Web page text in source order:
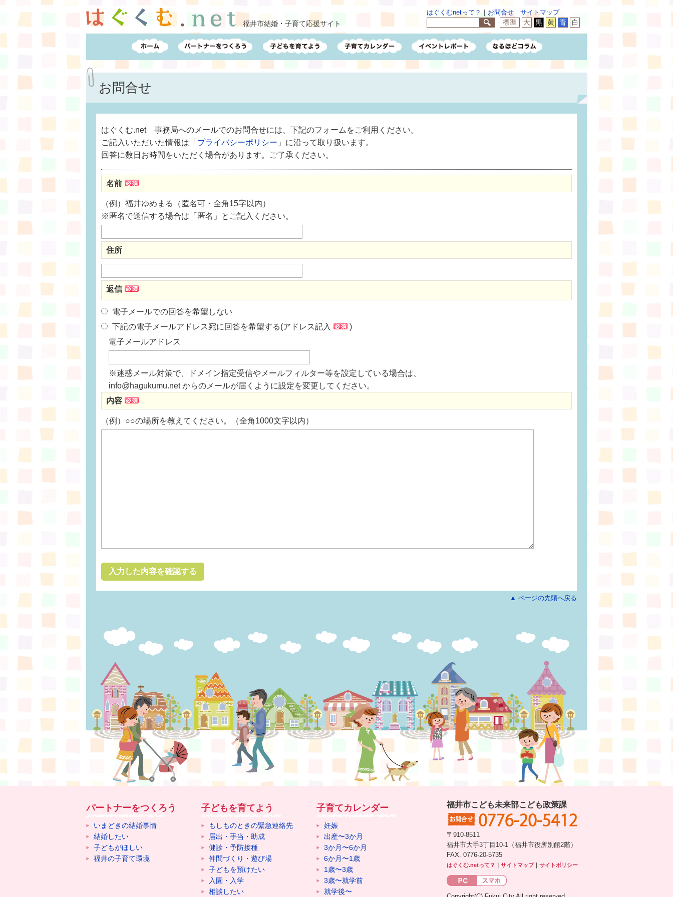
福井市結婚・子育て応援サイト
はぐくむnetって？ ｜ お問合せ ｜ サイトマップ
お問合せ
はぐくむ.net 事務局へのメールでのお問合せには、下記のフォームをご利用ください。
ご記入いただいた情報は「 プライバシーポリシー 」に沿って取り扱います。
回答に数日お時間をいただく場合があります。ご了承ください。
名前
（例）福井ゆめまる（匿名可・全角15字以内）
※匿名で送信する場合は「匿名」とご記入ください。
住所
返信
電子メールでの回答を希望しない
下記の電子メールアドレス宛に回答を希望する(アドレス記入
)
電子メールアドレス
※迷惑メール対策で、ドメイン指定受信やメールフィルター等を設定している場合は、
info@hagukumu.net からのメールが届くように設定を変更してください。
内容
（例）○○の場所を教えてください。（全角1000文字以内）
▲ ページの先頭へ戻る
パートナーをつくろう
いまどきの結婚事情
結婚したい
子どもがほしい
福井の子育て環境
子どもを育てよう
もしものときの緊急連絡先
届出・手当・助成
健診・予防接種
仲間づくり・遊び場
子どもを預けたい
入園・入学
相談したい
子育てカレンダー
妊娠
出産〜3か月
3か月〜6か月
6か月〜1歳
1歳〜3歳
3歳〜就学前
就学後〜
福井市こども未来部こども政策課
〒910-8511
福井市大手3丁目10-1（福井市役所別館2階）
FAX. 0776-20-5735
はぐくむ.netって？ サイトマップ｜ サイトポリシー